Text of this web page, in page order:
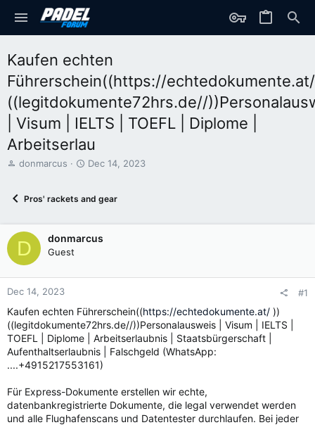
Kaufen echten
Führerschein((https://
((legitdokumente72hrs.de//
| Visum | IELTS | TOEFL | Diplome |
Arbeitserlau
T
d
a
r
t
r
donmarcus
S
r
d
a
Dec 14, 2023
Pros' rackets and gear
D donmarcus
Guest
Dec 14, 2023 #1
Kaufen echten Führerschein((https://echtedokumente.at/ ))
((legitdokumente72hrs.de//))Personalausweis | Visum | IELTS |
TOEFL | Diplome | Arbeitserlaubnis | Staatsbürgerschaft |
Aufenthaltserlaubnis | Falschgeld (WhatsApp:
....+4915217553161)
Für Express-Dokumente erstellen wir echte,
datenbankregistrierte Dokumente, die legal verwendet werden
und alle Flughafenscans und Datentester durchlaufen. Bei jeder